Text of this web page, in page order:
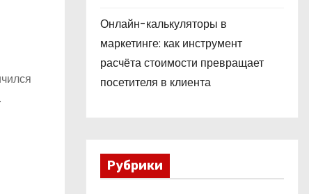
Онлайн-калькуляторы в
маркетинге: как инструмент
расчёта стоимости превращает
посетителя в клиента
Рубрики